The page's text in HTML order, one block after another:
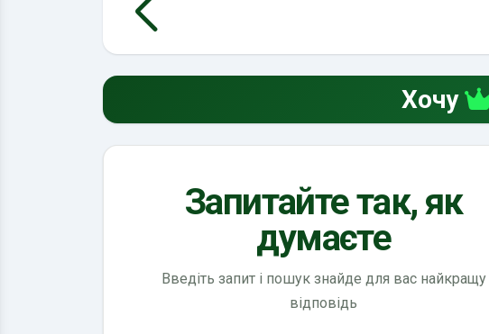
Хочу
Запитайте так, як
думаєте
Введіть запит і пошук знайде для вас найкращу
відповідь